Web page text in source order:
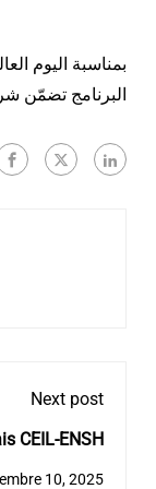
بمناسبة اليوم العالمي لمكافحة داء السيدا،
البرنامج تضمّن
Next post
CEIL-ENSH
10, 2025